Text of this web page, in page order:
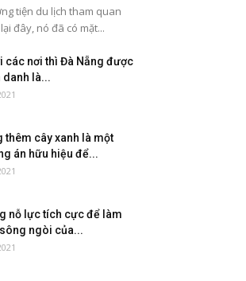
tiện du lịch tham quan
đây, nó đã có mặt...
các nơi thì Đà Nẵng được
danh là...
thêm cây xanh là một
án hữu hiệu để...
nỗ lực tích cực để làm
ngòi của...